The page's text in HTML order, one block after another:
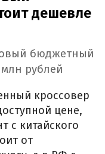
дешевле
бюджетный
млн рублей
кроссовер
цене,
с китайского
от